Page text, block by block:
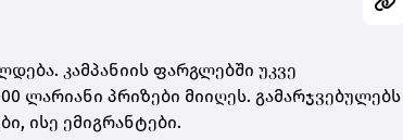
კამპანიის ფარგლებში უკვე
ლარიანი პრიზები მიიღეს. გამარჯვებულებს
ისე ემიგრანტები.